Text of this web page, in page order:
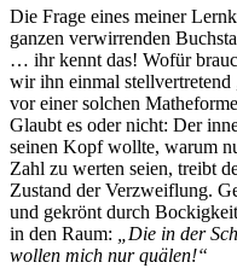
Die Frage eines meiner
ganzen verwirrenden
… ihr kennt das! Wofür
wir ihn einmal
vor einer solchen
Glaubt es oder nicht: Der
seinen Kopf wollte, warum
Zahl zu werten seien, treibt
Zustand der Verzweiflung.
und gekrönt durch
in den Raum:
„Die in der
wollen mich nur quälen!“